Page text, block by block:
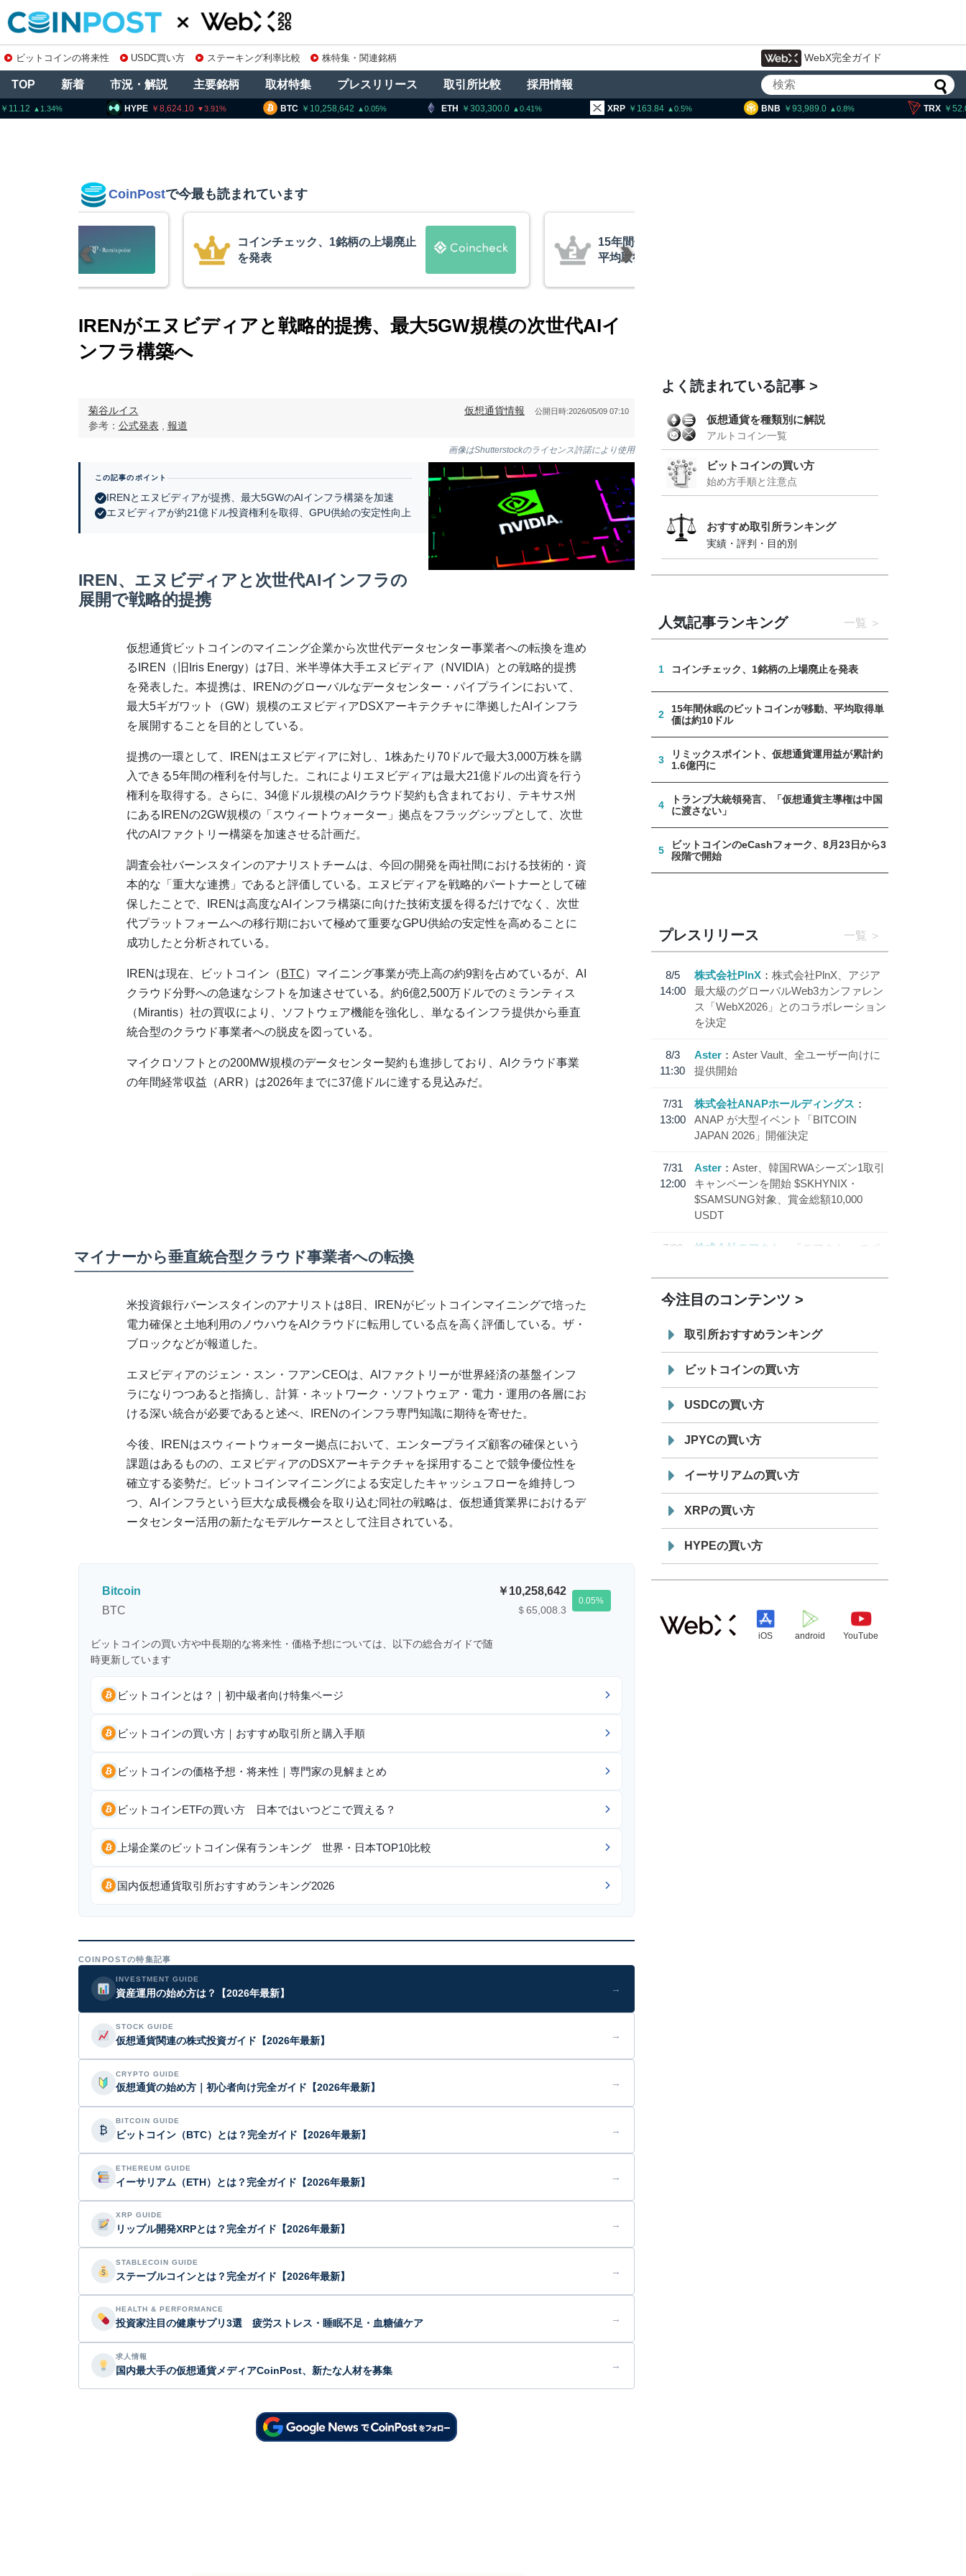
ビットコインの将来性 USDC買い方 ステーキング利率比較 株特集・関連銘柄 WebX完全ガイド
TOP 新着 市況・解説 主要銘柄 取材特集 プレスリリース 取引所比較 採用情報
BTC 10,258,642 0.05 ETH 303,300.0 XRP 163.84 BNB 93,989.0 TRX 52.04
HYPE 8,624.10 3.91
CoinPostで今最も読まれています
15年間休眠のビットコインが移動、
平均取得単価は約10ドル
リミックスポイント、仮想通貨運用
益が累計約1.6億円に
IRENがエヌビディアと戦略的提携、最大5GW規模の次世代AIイ
ンフラ構築へ
菊谷ルイス
参考： 公式発表 報道
仮想通貨情報 公開日時:2026/05/09 07:10
画像はShutterstockのライセンス許諾により使用
この記事のポイント
IRENとエヌビディアが提携、最大5GWのAIインフラ構築を加速
エヌビディアが約21億ドル投資権利を取得、GPU供給の安定性向上
IREN、エヌビディアと次世代AIインフラの
展開で戦略的提携
仮想通貨ビットコインのマイニング企業から次世代データセンター事業者への転換を進め
るIREN（旧Iris Energy）は7日、米半導体大手エヌビディア（NVIDIA）との戦略的提携
を発表した。本提携は、IRENのグローバルなデータセンター・パイプラインにおいて、
最大5ギガワット（GW）規模のエヌビディアDSXアーキテクチャに準拠したAIインフラ
を展開することを目的としている。
提携の一環として、IRENはエヌビディアに対し、1株あたり70ドルで最大3,000万株を購
入できる5年間の権利を付与した。これによりエヌビディアは最大21億ドルの出資を行う
権利を取得する。さらに、34億ドル規模のAIクラウド契約も含まれており、テキサス州
にあるIRENの2GW規模の「スウィートウォーター」拠点をフラッグシップとして、次世
代のAIファクトリー構築を加速させる計画だ。
調査会社バーンスタインのアナリストチームは、今回の開発を両社間における技術的・資
本的な「重大な連携」であると評価している。エヌビディアを戦略的パートナーとして確
保したことで、IRENは高度なAIインフラ構築に向けた技術支援を得るだけでなく、次世
代プラットフォームへの移行期において極めて重要なGPU供給の安定性を高めることに
成功したと分析されている。
IRENは現在、ビットコイン（ BTC）マイニング事業が売上高の約9割を占めているが、AI
クラウド分野への急速なシフトを加速させている。約6億2,500万ドルでのミランティス
（Mirantis）社の買収により、ソフトウェア機能を強化し、単なるインフラ提供から垂直
統合型のクラウド事業者への脱皮を図っている。
マイクロソフトとの200MW規模のデータセンター契約も進捗しており、AIクラウド事業
の年間経常収益（ARR）は2026年までに37億ドルに達する見込みだ。
マイナーから垂直統合型クラウド事業者への転換
米投資銀行バーンスタインのアナリストは8日、IRENがビットコインマイニングで培った
電力確保と土地利用のノウハウをAIクラウドに転用している点を高く評価している。ザ・
ブロックなどが報道した。
エヌビディアのジェン・スン・フアンCEOは、AIファクトリーが世界経済の基盤インフ
ラになりつつあると指摘し、計算・ネットワーク・ソフトウェア・電力・運用の各層にお
ける深い統合が必要であると述べ、IRENのインフラ専門知識に期待を寄せた。
今後、IRENはスウィートウォーター拠点において、エンタープライズ顧客の確保という
課題はあるものの、エヌビディアのDSXアーキテクチャを採用することで競争優位性を
確立する姿勢だ。ビットコインマイニングによる安定したキャッシュフローを維持しつ
つ、AIインフラという巨大な成長機会を取り込む同社の戦略は、仮想通貨業界におけるデ
ータセンター活用の新たなモデルケースとして注目されている。
Bitcoin
BTC
10,258,642
＄65,008.3
0.05
ビットコインの買い方や中長期的な将来性・価格予想については、以下の総合ガイドで随
時更新しています
ビットコインとは？｜初中級者向け特集ページ
ビットコインの買い方｜おすすめ取引所と購入手順
ビットコインの価格予想・将来性｜専門家の見解まとめ
ビットコインETFの買い方 日本ではいつどこで買える？
上場企業のビットコイン保有ランキング 世界・日本TOP10比較
国内仮想通貨取引所おすすめランキング2026
COINPOSTの特集記事
INVESTMENT GUIDE
資産運用の始め方は？【2026年最新】 →
STOCK GUIDE
仮想通貨関連の株式投資ガイド【2026年最新】 →
CRYPTO GUIDE
仮想通貨の始め方｜初心者向け完全ガイド【2026年最新】 →
₿
BITCOIN GUIDE
ビットコイン（BTC）とは？完全ガイド【2026年最新】 →
ETHEREUM GUIDE
イーサリアム（ETH）とは？完全ガイド【2026年最新】 →
XRP GUIDE
リップル開発XRPとは？完全ガイド【2026年最新】 →
STABLECOIN GUIDE
ステーブルコインとは？完全ガイド【2026年最新】 →
HEALTH & PERFORMANCE
投資家注目の健康サプリ3選 疲労ストレス・睡眠不足・血糖値ケア →
求人情報
国内最大手の仮想通貨メディアCoinPost、新たな人材を募集 →
よく読まれている記事
仮想通貨を種類別に解説
アルトコイン一覧
ビットコインの買い方
始め方手順と注意点
おすすめ取引所ランキング
実績・評判・目的別
人気記事ランキング 一覧
1 コインチェック、1銘柄の上場廃止を発表
2
15年間休眠のビットコインが移動、平均取得単
価は約10ドル
3
リミックスポイント、仮想通貨運用益が累計約
1.6億円に
4
トランプ大統領発言、「仮想通貨主導権は中国
に渡さない」
5
ビットコインのeCashフォーク、8月23日から3
段階で開始
プレスリリース 一覧
8/5
14:00
株式会社PlnX
株式会社PlnX、アジア
最大級のグローバルWeb3カンファレン
ス「WebX2026」とのコラボレーション
を決定
8/3
11:30
Aster
Aster Vault、全ユーザー向けに
提供開始
7/31
13:00
株式会社ANAPホールディングス
ANAP が大型イベント「BITCOIN
JAPAN 2026」開催決定
7/31
12:00
Aster
Aster、韓国RWAシーズン1取引
キャンペーンを開始 $SKHYNIX・
$SAMSUNG対象、賞金総額10,000
USDT
7/30
株式会社モアクト
「モアクト」 のポ
「 JPYC」を追加
19:30
てステーブルコイン「JPYSC」徹底解
説セミナーを開催
今注目のコンテンツ
取引所おすすめランキング
ビットコインの買い方
USDCの買い方
JPYCの買い方
イーサリアムの買い方
XRPの買い方
HYPEの買い方
iOS android YouTube